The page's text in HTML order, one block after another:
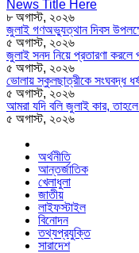
News Title Here
৮ অগাস্ট, ২০২৬
জুলাই গণঅভ্যুত্থান দিবস
৫ অগাস্ট, ২০২৬
জুলাই সনদ নিয়ে প্রতারণা
৫ অগাস্ট, ২০২৬
ভোলায় স্কুলছাত্রীকে সংঘবদ্ধ
৫ অগাস্ট, ২০২৬
আমরা যদি বলি জুলাই কার, তাহলে
৫ অগাস্ট, ২০২৬
অর্থনীতি
আন্তর্জাতিক
খেলাধুলা
জাতীয়
লাইফস্টাইল
বিনোদন
তথ্যপ্রযুক্তি
সারাদেশ